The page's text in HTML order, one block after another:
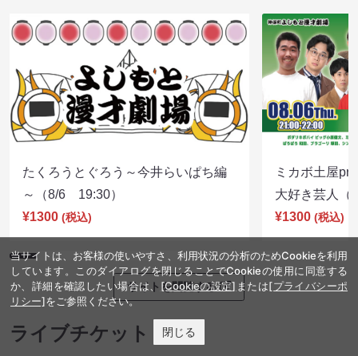
たくろうとぐろう～今井らいぱち編
～（8/6 19:30）
¥1300 (税込)
ミカボ土屋
大好き芸人
¥1300 (税込)
サイトを閲覧する
ライブチケット
当サイトは、お客様の使いやすさ、利用状況の分析のためCookieを利用
しています。このダイアログを閉じることでCookieの使用に同意する
か、詳細を確認したい場合は、 [Cookieの設定] または[プライバシーポ
リシー]をご参照ください。
閉じる